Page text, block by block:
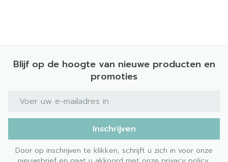
Blijf op de hoogte van nieuwe producten en
promoties
E-mail adres
Inschrijven
Door op inschrijven te klikken, schrijft u zich in voor onze